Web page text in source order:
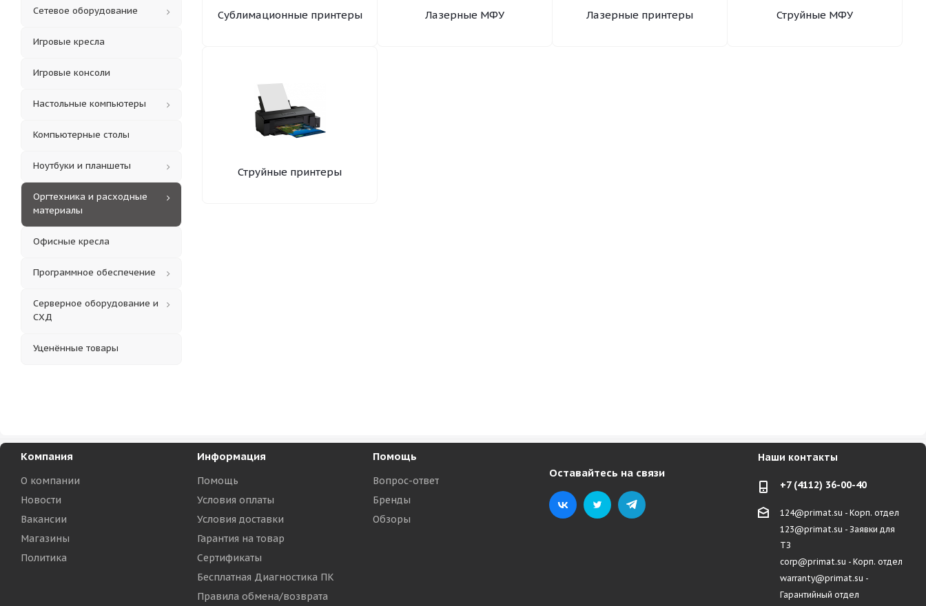
Сублимационные принтеры Лазерные МФУ Лазерные принтеры Струйные МФУ
Струйные принтеры
Сетевое оборудование
Игровые кресла
Игровые консоли
Настольные компьютеры
Компьютерные столы
Ноутбуки и планшеты
Оргтехника и расходные
материалы
Офисные кресла
Программное обеспечение
Серверное оборудование и
СХД
Уценённые товары
Компания
О компании
Новости
Вакансии
Магазины
Политика
Информация
Помощь
Условия оплаты
Условия доставки
Гарантия на товар
Сертификаты
Бесплатная Диагностика ПК
Правила обмена/возврата
Помощь
Вопрос-ответ
Бренды
Обзоры
Оставайтесь на связи
Наши контакты
+7 (4112) 36-00-40
124@primat.su - Корп. отдел
123@primat.su - Заявки для
ТЗ
corp@primat.su - Корп. отдел
warranty@primat.su -
Гарантийный отдел